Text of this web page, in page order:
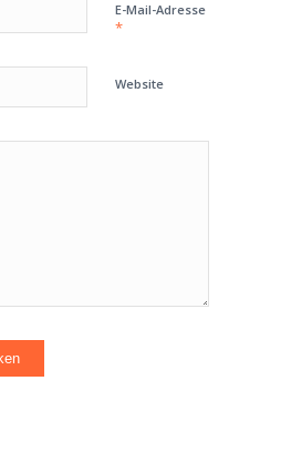
E-Mail-Adresse
*
Website